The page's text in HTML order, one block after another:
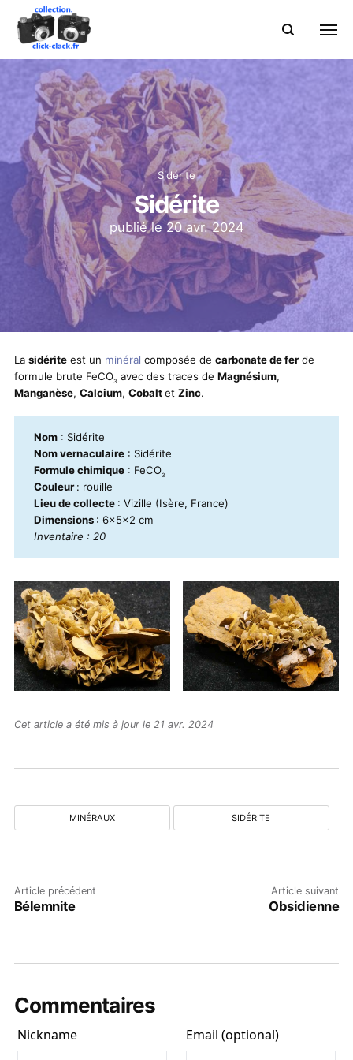
Sidérite
Sidérite
publié le 20 avr. 2024
La sidériteest un minéral composée de carbonate de ferde
formule brute FeCO3 avec des traces de Magnésium,
Manganèse, Calcium, Cobaltet Zinc.
Nom: Sidérite
Nom vernaculaire: Sidérite
Formule chimique: FeCO3
Couleur: rouille
Lieu de collecte : Vizille (Isère, France)
Dimensions : 6x5x2 cm
Inventaire : 20
Cet article a été mis à jour le 21 avr. 2024
MINÉRAUX SIDÉRITE
Article précédent
Bélemnite
Article suivant
Obsidienne
Commentaires